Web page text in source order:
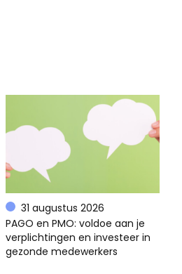
31 augustus 2026
PAGO en PMO: voldoe aan je
verplichtingen en investeer in
gezonde medewerkers